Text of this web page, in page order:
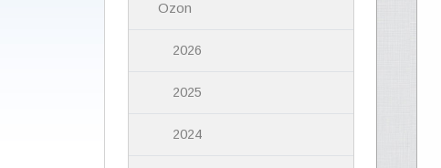
Ozon
2026
2025
2024